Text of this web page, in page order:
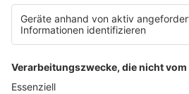
80s80s FREESTYLE
80s80s FUNK & SOUL
80s80s ITALO DISCO
80s80s ITALO DISCO IN THE MIX